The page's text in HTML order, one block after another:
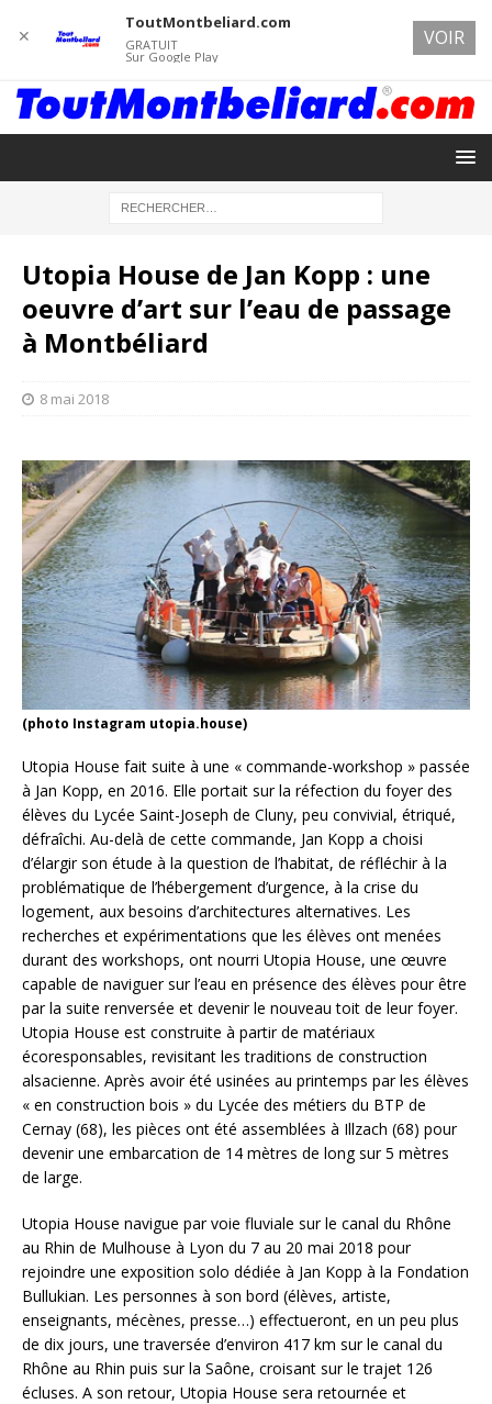
Utopia House de Jan Kopp : une
oeuvre d’art sur l’eau de passage
à Montbéliard
8 mai 2018
(photo Instagram utopia.house)
Utopia House fait suite à une « commande-workshop » passée
à Jan Kopp, en 2016. Elle portait sur la réfection du foyer des
élèves du Lycée Saint-Joseph de Cluny, peu convivial, étriqué,
défraîchi. Au-delà de cette commande, Jan Kopp a choisi
d’élargir son étude à la question de l’habitat, de réfléchir à la
problématique de l’hébergement d’urgence, à la crise du
logement, aux besoins d’architectures alternatives. Les
recherches et expérimentations que les élèves ont menées
durant des workshops, ont nourri Utopia House, une œuvre
capable de naviguer sur l’eau en présence des élèves pour être
par la suite renversée et devenir le nouveau toit de leur foyer.
Utopia House est construite à partir de matériaux
écoresponsables, revisitant les traditions de construction
alsacienne. Après avoir été usinées au printemps par les élèves
« en construction bois » du Lycée des métiers du BTP de
Cernay (68), les pièces ont été assemblées à Illzach (68) pour
devenir une embarcation de 14 mètres de long sur 5 mètres
de large.
Utopia House navigue par voie fluviale sur le canal du Rhône
au Rhin de Mulhouse à Lyon du 7 au 20 mai 2018 pour
rejoindre une exposition solo dédiée à Jan Kopp à la Fondation
Bullukian. Les personnes à son bord (élèves, artiste,
enseignants, mécènes, presse…) effectueront, en un peu plus
de dix jours, une traversée d’environ 417 km sur le canal du
Rhône au Rhin puis sur la Saône, croisant sur le trajet 126
écluses. A son retour, Utopia House sera retournée et
✕
ToutMontbeliard.com
GRATUIT
Sur Google Play
VOIR